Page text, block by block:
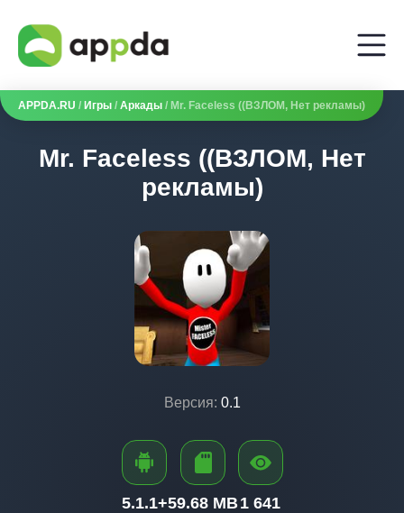
APPDA.RU / Игры / Аркады / Mr. Faceless ((ВЗЛОМ, Нет рекламы)
Mr. Faceless ((ВЗЛОМ, Нет
рекламы)
Версия: 0.1
5.1.1+59.68 MB1 641